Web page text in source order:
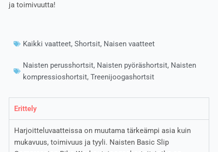
ja toimivuutta!
Kaikki vaatteet, Shortsit, Naisen vaatteet
Naisten perusshortsit, Naisten pyöräshortsit, Naisten
kompressioshortsit, Treenijoogashortsit
Erittely
Harjoitteluvaatteissa on muutama tärkeämpi asia kuin
mukavuus, toimivuus ja tyyli. Naisten Basic Slip